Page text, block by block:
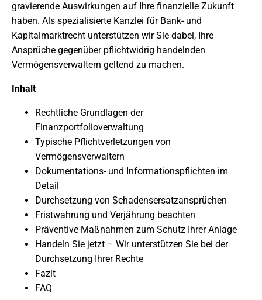
gravierende Auswirkungen auf Ihre finanzielle Zukunft
haben. Als spezialisierte Kanzlei für Bank- und
Kapitalmarktrecht unterstützen wir Sie dabei, Ihre
Ansprüche gegenüber pflichtwidrig handelnden
Vermögensverwaltern geltend zu machen.
Inhalt
Rechtliche Grundlagen der
Finanzportfolioverwaltung
Typische Pflichtverletzungen von
Vermögensverwaltern
Dokumentations- und Informationspflichten im
Detail
Durchsetzung von Schadensersatzansprüchen
Fristwahrung und Verjährung beachten
Präventive Maßnahmen zum Schutz Ihrer Anlage
Handeln Sie jetzt – Wir unterstützen Sie bei der
Durchsetzung Ihrer Rechte
Fazit
FAQ